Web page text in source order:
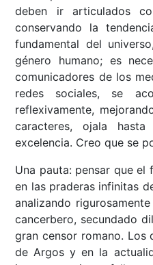
deben ir articulados
conservando la
fundamental del
género humano; es
comunicadores de los
redes sociales, se
reflexivamente,
caracteres, ojala
excelencia. Creo que se
Una pauta: pensar que
en las praderas infinitas
analizando
cancerbero, secundado
gran censor romano. Los
de Argos y en la